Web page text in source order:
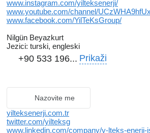
www.instagram.com/yilteksenerji/
www.youtube.com/channel/
www.facebook.com/YilTeKsGroup/
Nilgün Beyazkurt
Jezici: turski, engleski
+90 533 196... Prikaži
Nazovite me
yilteksenerji.com.tr
twitter.com/yilteksg
www.linkedin.com/company/y-lteks-